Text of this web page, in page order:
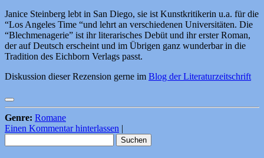
Janice Steinberg lebt in San Diego, sie ist Kunstkritikerin u.a. für die
“Los Angeles Time “und lehrt an verschiedenen Universitäten. Die
“Blechmenagerie” ist ihr literarisches Debüt und ihr erster Roman,
der auf Deutsch erscheint und im Übrigen ganz wunderbar in die
Tradition des Eichborn Verlags passt.
Diskussion dieser Rezension gerne im Blog der Literaturzeitschrift
Genre: Romane
Einen Kommentar hinterlassen
nach: